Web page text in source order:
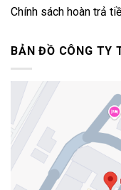
Chính sách hoàn trả
BẢN ĐỒ CÔNG TY